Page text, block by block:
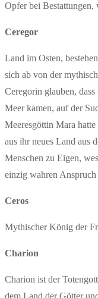
Opfer bei Bestattungen,
Ceregor
Land im Osten,
sich ab von der
Ceregorin glauben,
Meer kamen, auf der
Meeresgöttin Mara
aus ihr neues Land aus
Menschen zu Eigen,
einzig wahren
Ceros
Mythischer König der
Charion
Charion ist der